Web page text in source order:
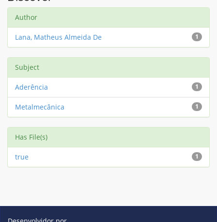
Author
1
Lana, Matheus Almeida De
Subject
1
Aderência
1
Metalmecânica
Has File(s)
1
true